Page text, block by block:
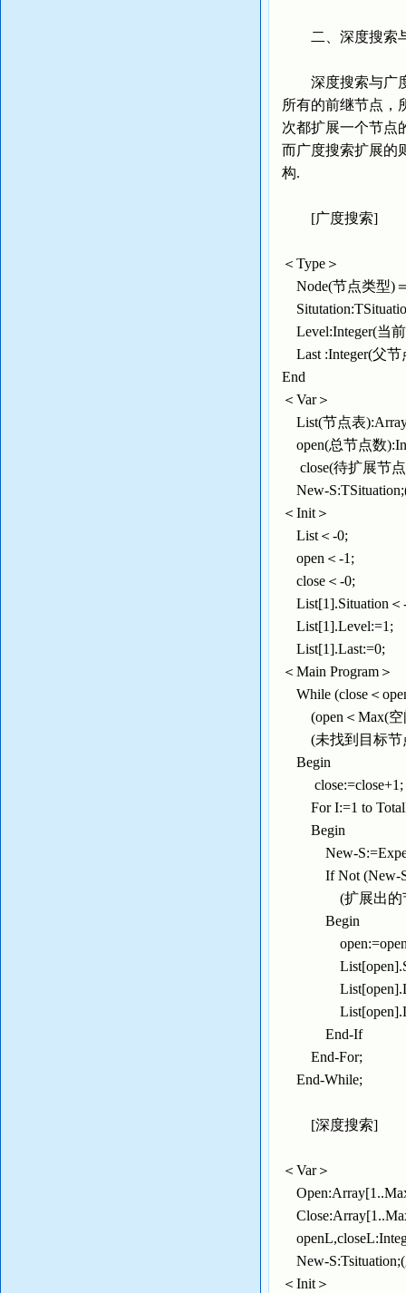
二、深度搜索
深度搜索与广度
所有的前继节点，
次都扩展一个节点
而广度搜索扩展的
构.
[广度搜索]
＜Type＞
Node(节点类型)
Level:Integer(当
Last :Integer(父
End
＜Var＞
List(节点表
open(总节点数
close(待扩展节
New-
＜Init＞
List＜-0;
open＜-1;
close＜-0;
List[1].Situation
List[1].Level:=1;
List[1].Last:=0;
＜Main Program＞
While (close＜
(open＜Max(空
(未找到目标节
Begin
For I:=1 to
Begin
New-
If Not (New-S
(扩展出的节
Begin
End-If
End-For;
End-While;
[深度搜索]
＜Var＞
New-
＜Init＞